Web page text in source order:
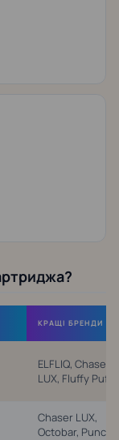
КРАЩІ БРЕНДИ
ELFLIQ, Chaser
LUX, Fluffy Puff
Chaser LUX,
Octobar, Punch